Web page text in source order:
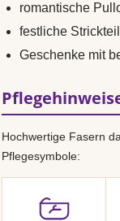
romantische
festliche
Geschenke mit
Hochwertige Fasern
Pflegesymbole: